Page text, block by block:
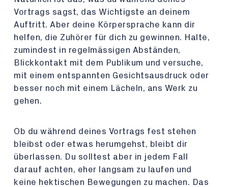
Vortrags sagst, das Wichtigste an deinem
Auftritt. Aber deine Körpersprache kann dir
helfen, die Zuhörer für dich zu gewinnen. Halte,
zumindest in regelmässigen Abständen,
Blickkontakt mit dem Publikum und versuche,
mit einem entspannten Gesichtsausdruck oder
besser noch mit einem Lächeln, ans Werk zu
gehen.
Ob du während deines Vortrags fest stehen
bleibst oder etwas herumgehst, bleibt dir
überlassen. Du solltest aber in jedem Fall
darauf achten, eher langsam zu laufen und
keine hektischen Bewegungen zu machen. Das